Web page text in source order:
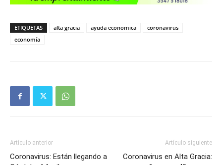
ETIQUETAS alta gracia ayuda economica
coronavirus
economía
Artículo anterior
Coronavirus: Están llegando a
Artículo siguiente
Coronavirus en Alta Gracia: